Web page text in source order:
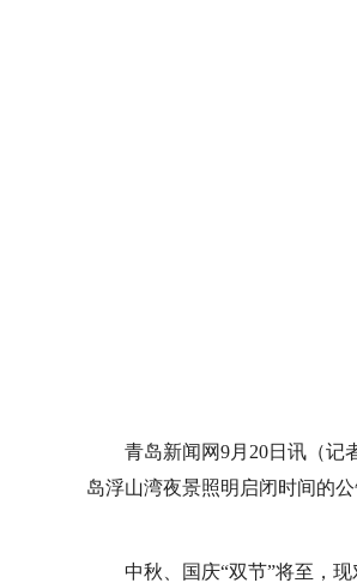
青岛新闻网9月20日讯（记
岛浮山湾夜景照明启闭时间的公
中秋、国庆“双节”将至，